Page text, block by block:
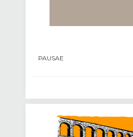
PAUSAE